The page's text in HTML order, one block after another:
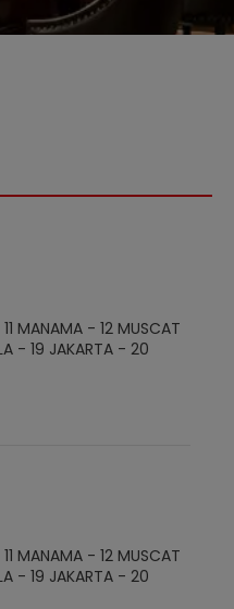
11 MANAMA - 12 MUSCAT
- 19 JAKARTA - 20
11 MANAMA - 12 MUSCAT
- 19 JAKARTA - 20